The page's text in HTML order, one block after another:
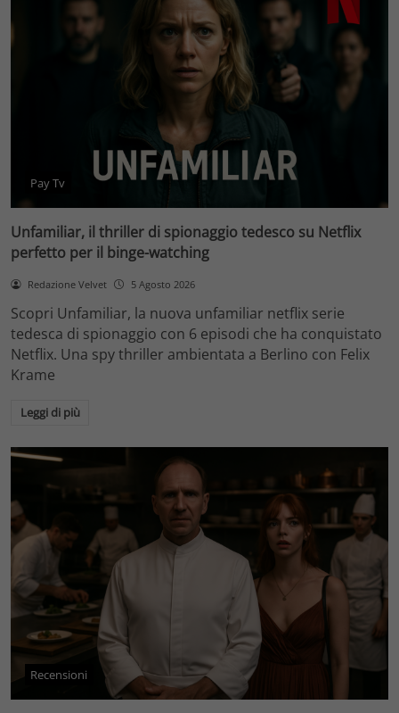
Pay Tv
Unfamiliar, il thriller di spionaggio tedesco su Netflix
perfetto per il binge-watching
Redazione Velvet 5 Agosto 2026
Scopri Unfamiliar, la nuova unfamiliar netflix serie
tedesca di spionaggio con 6 episodi che ha conquistato
Netflix. Una spy thriller ambientata a Berlino con Felix
Krame
Leggi di più
Recensioni